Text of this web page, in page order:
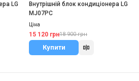
LG
Внутрішній блок кондиціонера LG
MJ07PC
Ціна
15 120 грн18 900 грн
Купити